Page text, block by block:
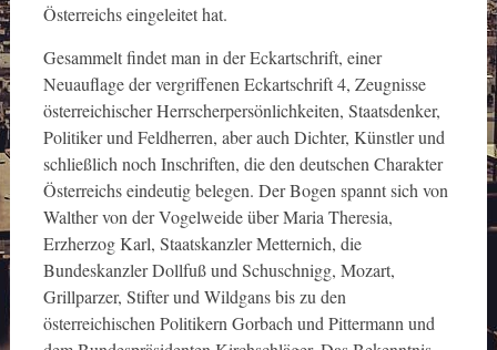
Österreichs eingeleitet hat.
Gesammelt findet man in der Eckartschrift, einer
Neuauflage der vergriffenen Eckartschrift 4, Zeugnisse
österreichischer Herrscherpersönlichkeiten, Staatsdenker,
Politiker und Feldherren, aber auch Dichter, Künstler und
schließlich noch Inschriften, die den deutschen Charakter
Österreichs eindeutig belegen. Der Bogen spannt sich von
Walther von der Vogelweide über Maria Theresia,
Erzherzog Karl, Staatskanzler Metternich, die
Bundeskanzler Dollfuß und Schuschnigg, Mozart,
Grillparzer, Stifter und Wildgans bis zu den
österreichischen Politikern Gorbach und Pittermann und